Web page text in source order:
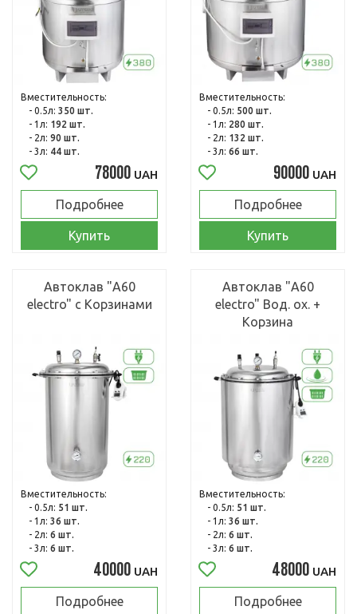
Вместительность:
- 0.5л: 350 шт.
- 1л: 192 шт.
- 2л: 90 шт.
- 3л: 44 шт.
78000 UAH
Подробнее
Купить
Вместительность:
- 0.5л: 500 шт.
- 1л: 280 шт.
- 2л: 132 шт.
- 3л: 66 шт.
90000 UAH
Подробнее
Купить
Автоклав "А60
electro" с Корзинами
Вместительность:
- 0.5л: 51 шт.
- 1л: 36 шт.
- 2л: 6 шт.
- 3л: 6 шт.
40000 UAH
Подробнее
Автоклав "А60
electro" Вод. ох. +
Корзина
Вместительность:
- 0.5л: 51 шт.
- 1л: 36 шт.
- 2л: 6 шт.
- 3л: 6 шт.
48000 UAH
Подробнее